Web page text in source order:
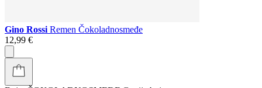
Gino Rossi Remen Čokoladnosmeđe
12,99 €